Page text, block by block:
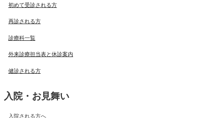
初めて受診される方
再診される方
診療科一覧
外来診療担当表と休診案内
健診される方
入院・お見舞い
入院される方へ